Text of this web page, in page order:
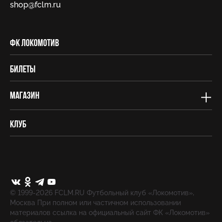
shop@fсlm.ru
ФК Локомотив
Билеты
Магазин
Клуб
© 1999-2026 FCLM.RU Футбольный клуб «Локомотив»,
Москва При полном или частичном использовании
материалов ссылка на официальный сайт ФК «Локомотив»